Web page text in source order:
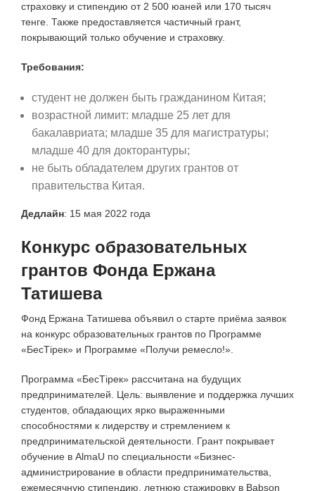
страховку и стипендию от 2 500 юаней или 170 тысяч
тенге. Также предоставляется частичный грант,
покрывающий только обучение и страховку.
Требования:
студент не должен быть гражданином Китая;
возрастной лимит: младше 25 лет для
бакалавриата; младше 35 для магистратуры;
младше 40 для докторантуры;
не быть обладателем других грантов от
правительства Китая.
Дедлайн: 15 мая 2022 года
Конкурс образовательных
грантов Фонда Ержана
Татишева
Фонд Ержана Татишева объявил о старте приёма заявок
на конкурс образовательных грантов по Программе
«БесТірек» и Программе «Получи ремесло!».
Программа «БесТірек» рассчитана на будущих
предпринимателей. Цель: выявление и поддержка лучших
студентов, обладающих ярко выраженными
способностями к лидерству и стремлением к
предпринимательской деятельности. Грант покрывает
обучение в AlmaU по специальности «Бизнес-
администрирование в области предпринимательства,
ежемесячную стипендию, летнюю стажировку в Babson